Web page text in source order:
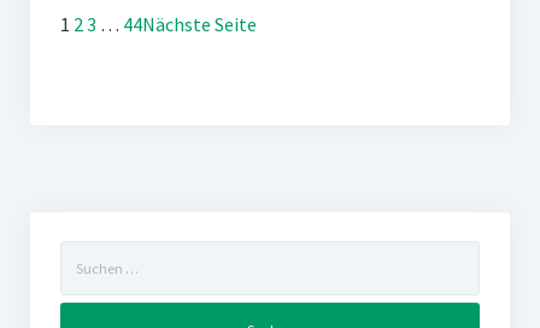
1 23 … 44Nächste Seite
nach: